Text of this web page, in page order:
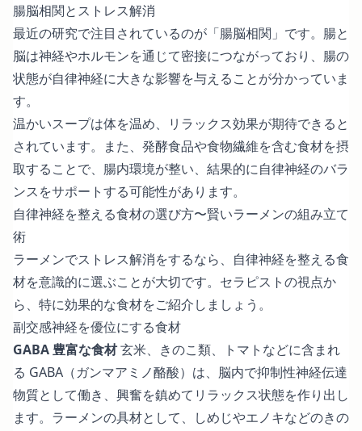
腸脳相関とストレス解消
最近の研究で注目されているのが「腸脳相関」です。腸と
脳は神経やホルモンを通じて密接につながっており、腸の
状態が自律神経に大きな影響を与えることが分かっていま
す。
温かいスープは体を温め、リラックス効果が期待できると
されています。また、発酵食品や食物繊維を含む食材を摂
取することで、腸内環境が整い、結果的に自律神経のバラ
ンスをサポートする可能性があります。
自律神経を整える食材の選び方〜賢いラーメンの組み立て
術
ラーメンでストレス解消をするなら、自律神経を整える食
材を意識的に選ぶことが大切です。セラピストの視点か
ら、特に効果的な食材をご紹介しましょう。
副交感神経を優位にする食材
GABA 豊富な食材玄米、きのこ類、トマトなどに含まれ
る GABA（ガンマアミノ酪酸）は、脳内で抑制性神経伝達
物質として働き、興奮を鎮めてリラックス状態を作り出し
ます。ラーメンの具材として、しめじやエノキなどのきの